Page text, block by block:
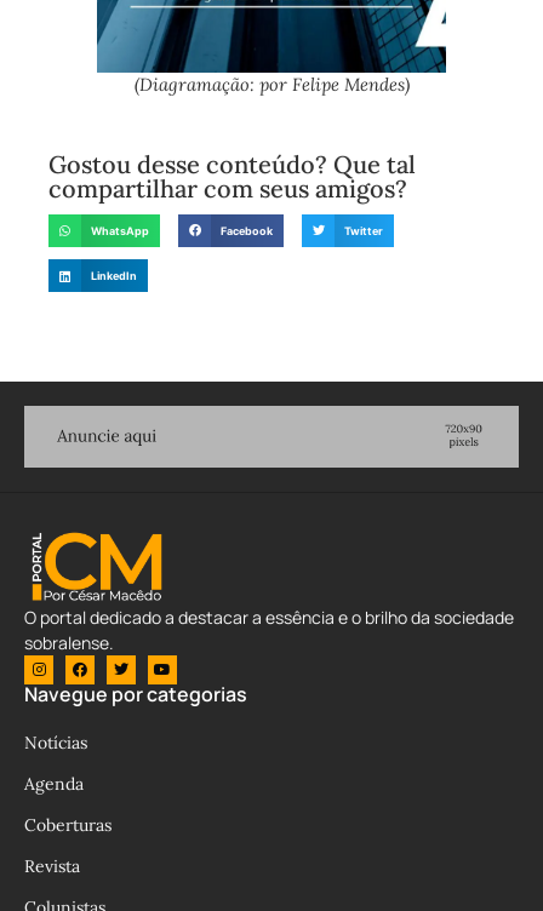
(Diagramação: por Felipe Mendes)
Gostou desse conteúdo? Que tal
compartilhar com seus amigos?
WhatsApp Facebook Twitter
LinkedIn
O portal dedicado a destacar a essência e o brilho da sociedade
sobralense.
Navegue por categorias
Notícias
Agenda
Coberturas
Revista